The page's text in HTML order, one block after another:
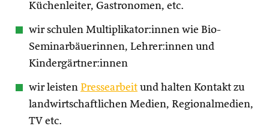
Küchenleiter, Gastronomen, etc.
wir schulen Multiplikator:innen wie Bio-
Seminarbäuerinnen, Lehrer:innen und
Kindergärtner:innen
wir leisten Pressearbeit und halten Kontakt zu
landwirtschaftlichen Medien, Regionalmedien,
TV etc.